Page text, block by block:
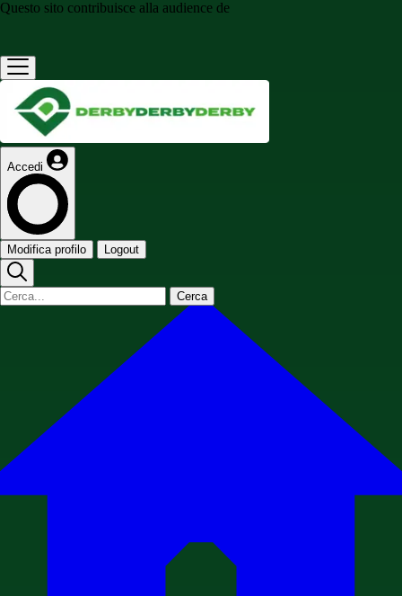
Questo sito contribuisce alla audience de
Accedi
Modifica profilo Logout
Cerca